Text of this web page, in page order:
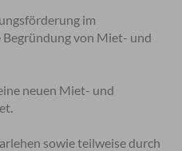
im
von Miet- und
neuen Miet- und
sowie teilweise durch